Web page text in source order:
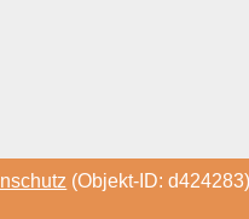
(Objekt-ID: d424283)